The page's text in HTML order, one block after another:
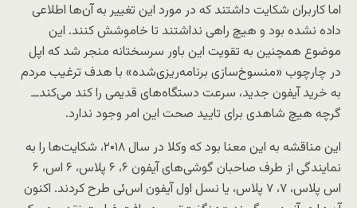
اما کاربران شکایت داشتند که در مورد این تغییر به آن‌ها اطلاعی
داده نشده بود و هیچ راهی نداشتند تا خاموشش کنند. این
موضوع همچنین به تقویت این باور سرسختانه منجر شد که اپل
در چارچوب «منسوخ‌سازی برنامه‌ریزی‌شده» با هدف ترغیب مردم
به خرید آیفون جدید، سرعت دستگاه‌های قدیمی را کند می‌کند‌ــ
گرچه هیچ شاهدی برای تایید صحت این امر وجود ندارد.
این مناقشه به این معنا بود که وکلا در سال ۲۰۱۸، شکایت‌ها را به
نمایندگی از طرف صاحبان گوشی‌های آیفون ۶، ۶ پلاس، ۶ اس، ۶
اس پلاس، ۷، ۷ پلاس، یا نسل اول آیفون اس‌ئی طرح کردند. اکنون